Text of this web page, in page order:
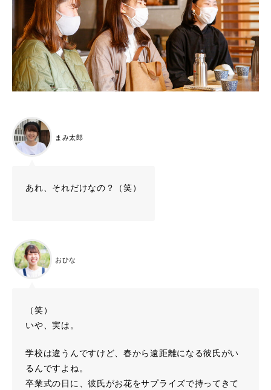
まみ太郎
あれ、それだけなの？（笑）
おひな
（笑）
いや、実は。
学校は違うんですけど、春から遠距離になる彼氏がい
るんですよね。
卒業式の日に、彼氏がお花をサプライズで持ってきて